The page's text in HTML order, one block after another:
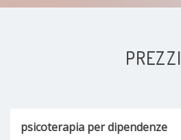
PREZZI
psicoterapia per dipendenze